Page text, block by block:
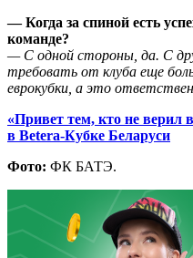
— Когда за спиной есть
команде?
— С одной стороны, да. С
требовать от клуба еще
еврокубки, а это
«Привет тем, кто не верил
в Betera-Кубке Беларуси
Фото: ФК БАТЭ.